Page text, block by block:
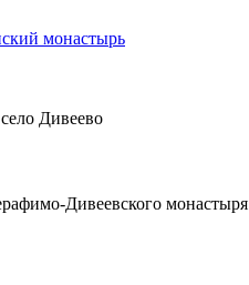
монастырь
Дивеево
Дивеевского монастыря